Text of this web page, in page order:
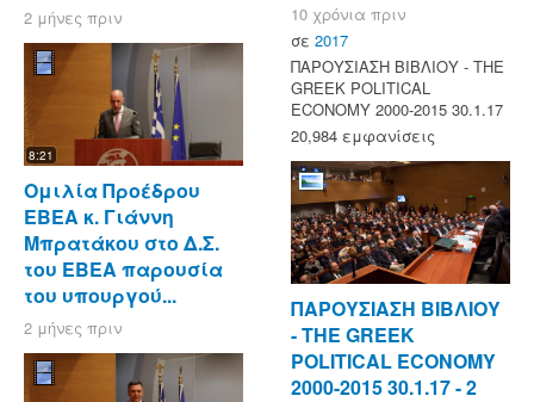
2 μήνες πριν
8:21
Ομιλία Προέδρου
ΕΒΕΑ κ. Γιάννη
Μπρατάκου στο Δ.Σ.
του ΕΒΕΑ παρουσία
του υπουργού...
2 μήνες πριν
10 χρόνια πριν
σε 2017
ΠΑΡΟΥΣΙΑΣΗ ΒΙΒΛΙΟΥ - ΤΗΕ
GREEK POLITICAL
ECONOMY 2000-2015 30.1.17
20,984 εμφανίσεις
ΠΑΡΟΥΣΙΑΣΗ ΒΙΒΛΙΟΥ
- ΤΗΕ GREEK
POLITICAL ECONOMY
2000-2015 30.1.17 - 2